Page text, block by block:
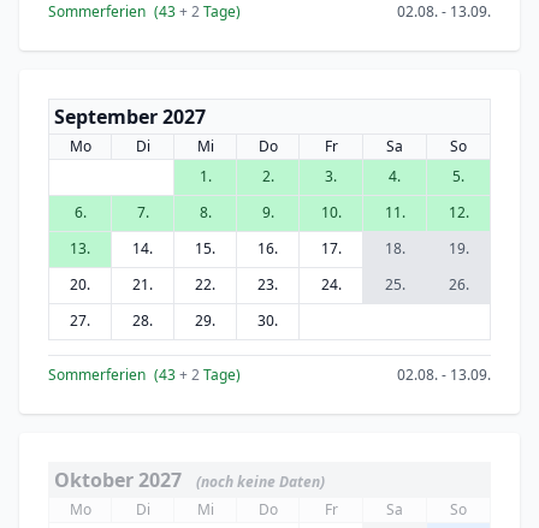
Sommerferien (43+ 2Tage) 02.08. - 13.09.
September 2027
Mo Di Mi Do Fr Sa
So
1.
2. 3. 4.
5.
6.
7. 8. 9. 10. 11.
12.
13.
14. 15. 16. 17. 18.
19.
20.
21. 22. 23. 24. 25.
26.
27.
28. 29. 30.
Sommerferien (43+ 2Tage) 02.08. - 13.09.
Oktober 2027
(noch keine Daten)
Mo
Di Mi Do Fr Sa
So